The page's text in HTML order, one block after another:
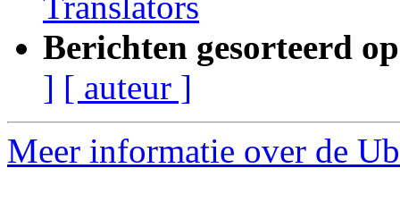
Berichten gesorteerd
] [ auteur ]
Meer informatie over de